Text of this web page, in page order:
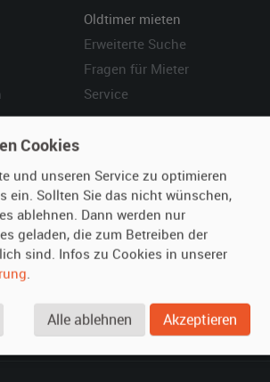
Oldtimer mieten
Erweiterte Suche
Fragen für Mieter
Service
Häufige Fragen (FAQ)
So funktioniert's
Kontakt
–
Cookies
und unseren Service zu optimieren
ein. Sollten Sie das nicht wünschen,
ablehnen. Dann werden nur
geladen, die zum Betreiben der
sind. Infos zu Cookies in unserer
.
Alle ablehnen Akzeptieren